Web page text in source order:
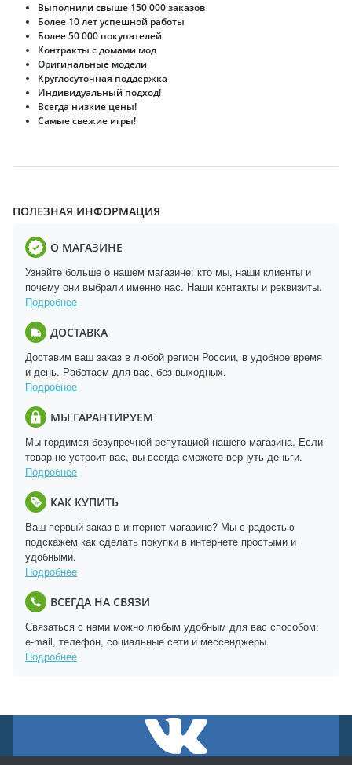
Выполнили свыше 150 000 заказов
Более 10 лет успешной работы
Более 50 000 покупателей
Контракты с домами мод
Оригинальные модели
Круглосуточная поддержка
Индивидуальный подход!
Всегда низкие цены!
Самые свежие игры!
ПОЛЕЗНАЯ ИНФОРМАЦИЯ
О МАГАЗИНЕ
Узнайте больше о нашем магазине: кто мы, наши клиенты и
почему они выбрали именно нас. Наши контакты и реквизиты.
Подробнее
ДОСТАВКА
Доставим ваш заказ в любой регион России, в удобное время
и день. Работаем для вас, без выходных.
Подробнее
МЫ ГАРАНТИРУЕМ
Мы гордимся безупречной репутацией нашего магазина. Если
товар не устроит вас, вы всегда сможете вернуть деньги.
Подробнее
КАК КУПИТЬ
Ваш первый заказ в интернет-магазине? Мы с радостью
подскажем как сделать покупки в интернете простыми и
удобными.
Подробнее
ВСЕГДА НА СВЯЗИ
Связаться с нами можно любым удобным для вас способом:
e-mail, телефон, социальные сети и мессенджеры.
Подробнее